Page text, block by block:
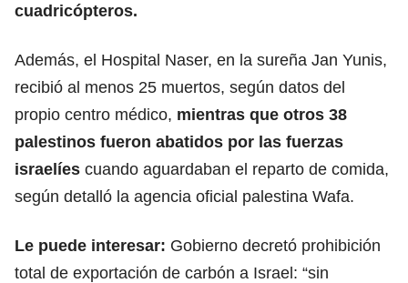
cuadricópteros.
Además, el Hospital Naser, en la sureña Jan Yunis,
recibió al menos 25 muertos, según datos del
propio centro médico, mientras que otros 38
palestinos fueron abatidos por las fuerzas
israelíes cuando aguardaban el reparto de comida,
según detalló la agencia oficial palestina Wafa.
Le puede interesar: Gobierno decretó prohibición
total de exportación de carbón a Israel: “sin